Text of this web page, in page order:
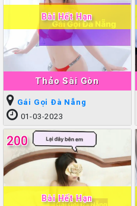
Thảo Sài Gòn
Bài Hết Hạn
Gái Gọi Đà Nẵng
01-03-2023
200
Bài Hết Hạn